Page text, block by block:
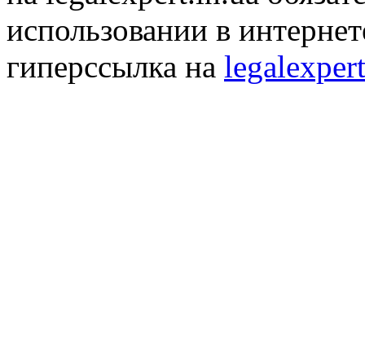
использовании в
гиперссылка на